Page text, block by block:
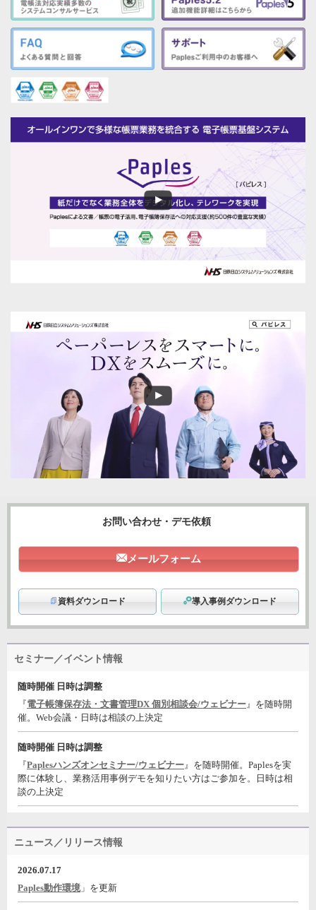
お問い合わせ・デモ依頼
メールフォーム
資料ダウンロード 導入事例ダウンロード
セミナー／イベント情報
随時開催 日時は調整
『電子帳簿保存法・文書管理DX 個別相談会/ウェビナー 』を随時開
催。Web会議・日時は相談の上決定
随時開催 日時は調整
『Paplesハンズオンセミナー/ウェビナー 』を随時開催。Paplesを実
際に体験し、業務活用事例デモを知りたい方はご参加を。日時は相
談の上決定
ニュース／リリース情報
2026.07.17
Paples動作環境 」を更新